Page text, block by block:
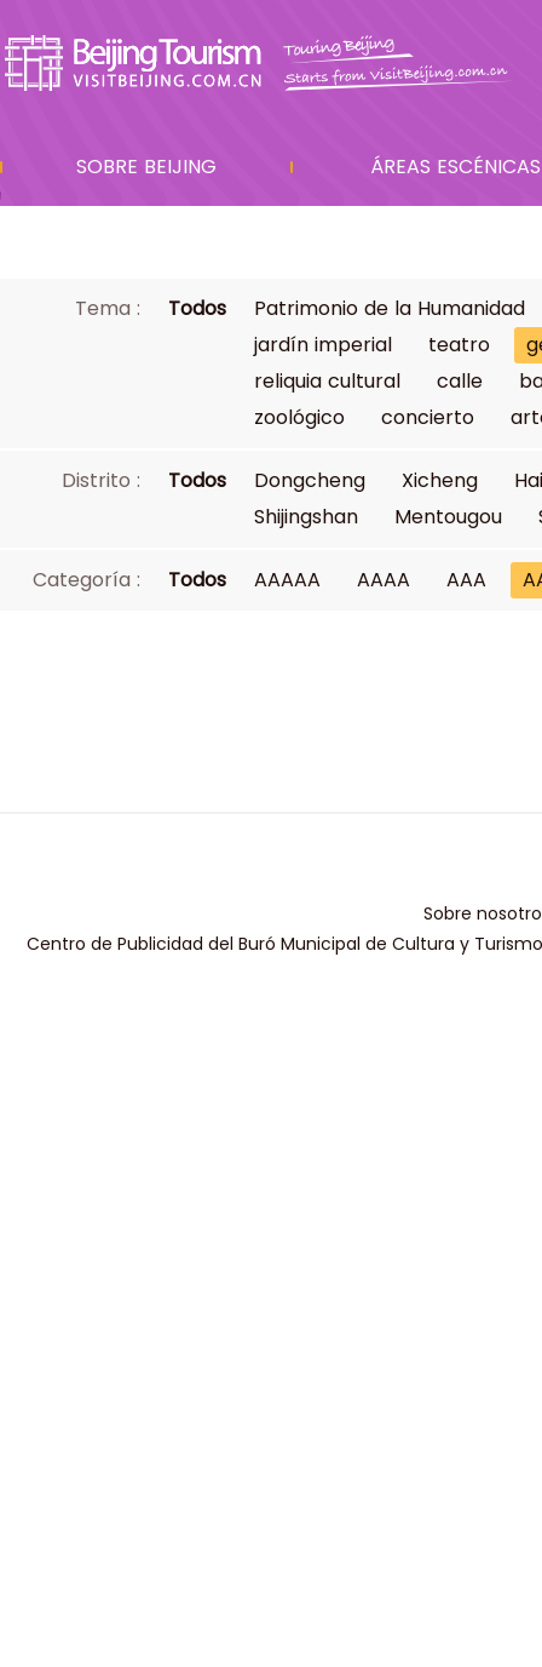
SOBRE BEIJING ÁREAS ESCÉNICAS
Tema : Todos
Patrimonio de la Humanidad
jardín imperial
teatro
reliquia cultural
calle
zoológico
concierto
Distrito : Todos Dongcheng Xicheng
Shijingshan
Mentougou
Categoría : Todos AAAAA AAAA AAA
Sobre
Centro de Publicidad del Buró Municipal de Cultura y